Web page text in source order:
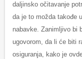
daljinsko očitavanje
da je to možda takođe
nabavke. Zanimljivo bi
ugovorom, da li će biti
osiguranja, kako je